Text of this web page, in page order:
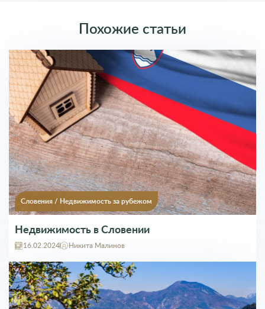
Словения/ Недвижимость за рубежом
Недвижимость в Словении
16.02.2024 Никита Малинов
Словения/ВНЖ